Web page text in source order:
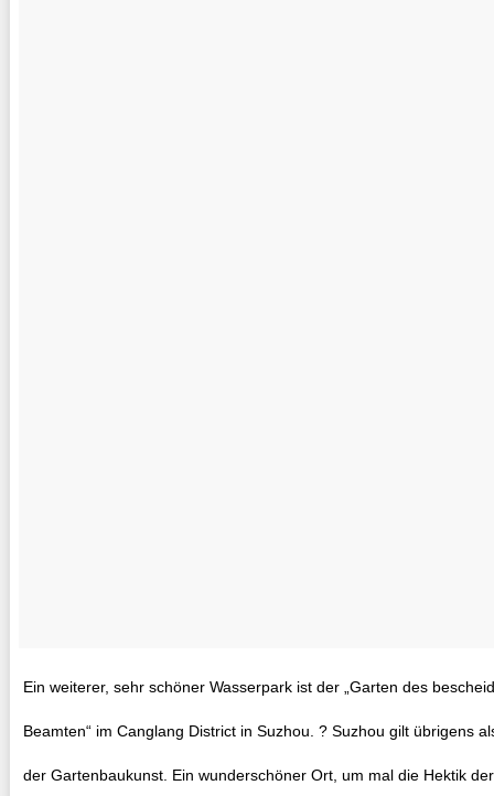
Ein weiterer, sehr schöner Wasserpark ist der „Garten des
Beamten“ im Canglang District in Suzhou. ? Suzhou gilt übrigens
der Gartenbaukunst. Ein wunderschöner Ort, um mal die Hektik